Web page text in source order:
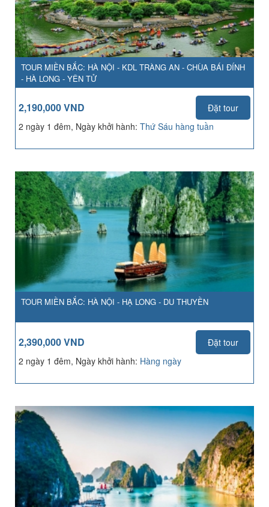
TOUR MIỀN BẮC: HÀ NỘI - KDL TRÀNG AN - CHÙA BÁI ĐÍNH
- HÀ LONG - YÊN TỬ
2,190,000 VND
Đặt tour
2 ngày 1 đêm, Ngày khởi hành: Thứ Sáu hàng tuần
TOUR MIỀN BẮC: HÀ NỘI - HẠ LONG - DU THUYỀN
2,390,000 VND
Đặt tour
2 ngày 1 đêm, Ngày khởi hành: Hàng ngày